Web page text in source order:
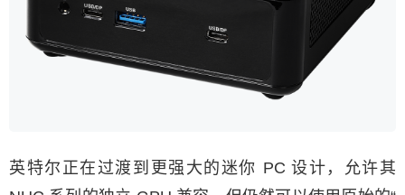
英特尔正在过渡到更强大的迷你 PC 设计，允许其